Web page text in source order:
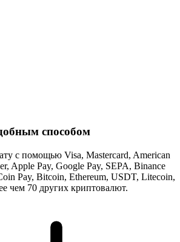
способом
с помощью Visa, Mastercard, American
Apple Pay, Google Pay, SEPA, Binance
Pay, Bitcoin, Ethereum, USDT, Litecoin,
чем 70 других криптовалют.